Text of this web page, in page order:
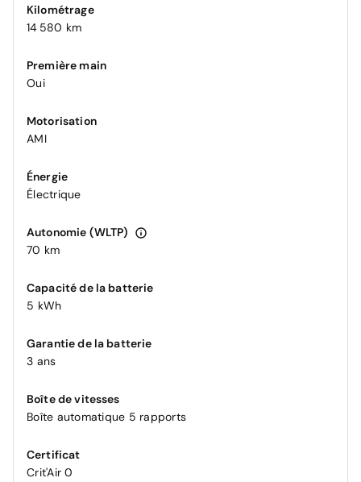
Kilométrage
14 580 km
Première main
Oui
Motorisation
AMI
Énergie
Électrique
Autonomie (WLTP)
70 km
Capacité de la batterie
5 kWh
Garantie de la batterie
3 ans
Boîte de vitesses
Boîte automatique 5 rapports
Certificat
Crit'Air 0